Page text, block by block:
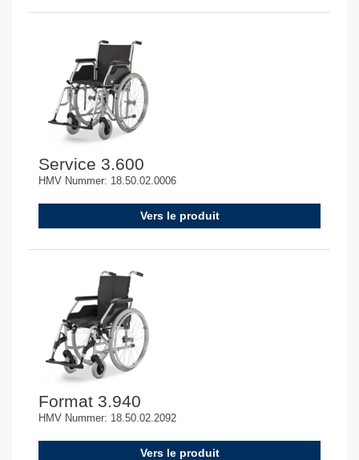
Service 3.600
HMV Nummer: 18.50.02.0006
Vers le produit
Format 3.940
HMV Nummer: 18.50.02.2092
Vers le produit